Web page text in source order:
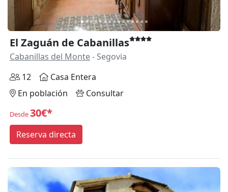
El Zaguán de Cabanillas
Cabanillas del Monte- Segovia
12
Casa Entera
En población
Consultar
Desde30€*
Reserva directa